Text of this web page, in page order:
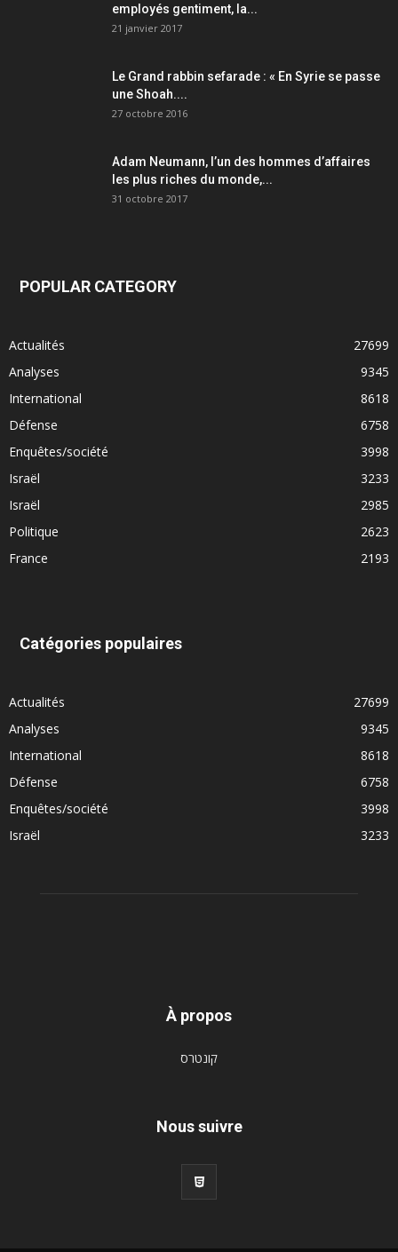
employés gentiment, la...
21 janvier 2017
Le Grand rabbin sefarade : « En Syrie se passe
une Shoah....
27 octobre 2016
Adam Neumann, l’un des hommes d’affaires
les plus riches du monde,...
31 octobre 2017
POPULAR CATEGORY
Actualités
27699
Analyses
9345
International
8618
Défense
6758
Enquêtes/société
3998
Israël
3233
Israël
2985
Politique
2623
France
2193
Catégories populaires
Actualités
27699
Analyses
9345
International
8618
Défense
6758
Enquêtes/société
3998
Israël
3233
À propos
קונטרס
Nous suivre